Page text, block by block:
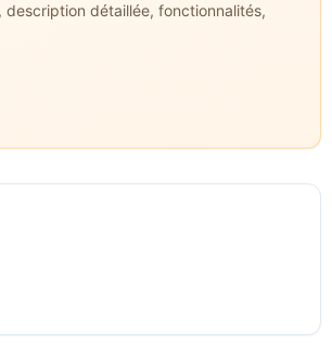
détaillée, fonctionnalités,